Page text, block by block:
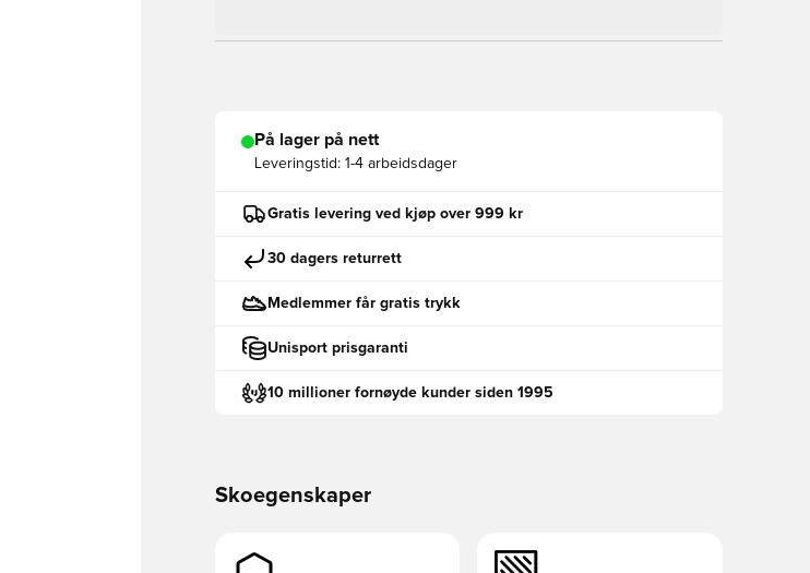
På lager på nett
Leveringstid: 1-4 arbeidsdager
Gratis levering ved kjøp over 999 kr
30 dagers returrett
Medlemmer får gratis trykk
Unisport prisgaranti
10 millioner fornøyde kunder siden 1995
Skoegenskaper